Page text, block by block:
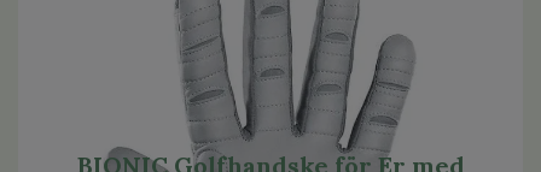
BIONIC Golfhandske för Er med